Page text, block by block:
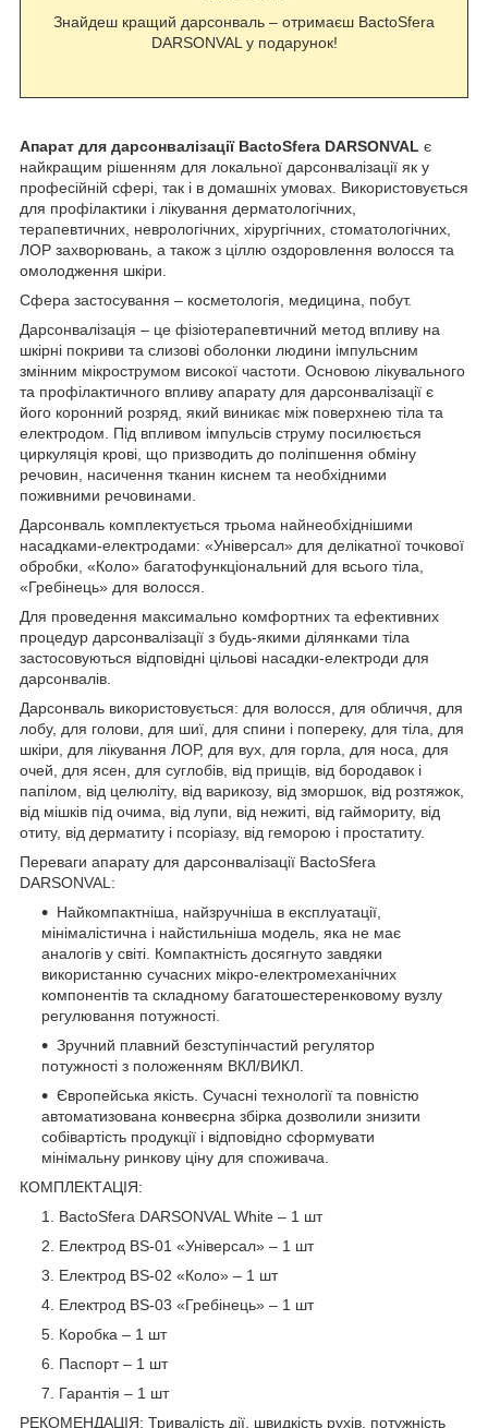
Знайдеш кращий дарсонваль – отримаєш BactoSfera
DARSONVAL у подарунок!
Апарат для дарсонвалізації BactoSfera DARSONVAL є
найкращим рішенням для локальної дарсонвалізації як у
професійній сфері, так і в домашніх умовах. Використовується
для профілактики і лікування дерматологічних,
терапевтичних, неврологічних, хірургічних, стоматологічних,
ЛОР захворювань, а також з ціллю оздоровлення волосся та
омолодження шкіри.
Сфера застосування – косметологія, медицина, побут.
Дарсонвалізація – це фізіотерапевтичний метод впливу на
шкірні покриви та слизові оболонки людини імпульсним
змінним мікрострумом високої частоти. Основою лікувального
та профілактичного впливу апарату для дарсонвалізації є
його коронний розряд, який виникає між поверхнею тіла та
електродом. Під впливом імпульсів струму посилюється
циркуляція крові, що призводить до поліпшення обміну
речовин, насичення тканин киснем та необхідними
поживними речовинами.
Дарсонваль комплектується трьома найнеобхіднішими
насадками-електродами: «Універсал» для делікатної точкової
обробки, «Коло» багатофункціональний для всього тіла,
«Гребінець» для волосся.
Для проведення максимально комфортних та ефективних
процедур дарсонвалізації з будь-якими ділянками тіла
застосовуються відповідні цільові насадки-електроди для
дарсонвалів.
Дарсонваль використовується: для волосся, для обличчя, для
лобу, для голови, для шиї, для спини і попереку, для тіла, для
шкіри, для лікування ЛОР, для вух, для горла, для носа, для
очей, для ясен, для суглобів, від прищів, від бородавок і
папілом, від целюліту, від варикозу, від зморшок, від розтяжок,
від мішків під очима, від лупи, від нежиті, від гаймориту, від
отиту, від дерматиту і псоріазу, від геморою і простатиту.
Переваги апарату для дарсонвалізації BactoSfera
DARSONVAL:
Найкомпактніша, найзручніша в експлуатації,
мінімалістична і найстильніша модель, яка не має
аналогів у світі. Компактність досягнуто завдяки
використанню сучасних мікро-електромеханічних
компонентів та складному багатошестеренковому вузлу
регулювання потужності.
Зручний плавний безступінчастий регулятор
потужності з положенням ВКЛ/ВИКЛ.
Європейська якість. Сучасні технології та повністю
автоматизована конвеєрна збірка дозволили знизити
собівартість продукції і відповідно сформувати
мінімальну ринкову ціну для споживача.
КОМПЛЕКТАЦІЯ:
BactoSfera DARSONVAL White – 1 шт
Електрод BS-01 «Універсал» – 1 шт
Електрод BS-02 «Коло» – 1 шт
Електрод BS-03 «Гребінець» – 1 шт
Коробка – 1 шт
Паспорт – 1 шт
Гарантія – 1 шт
РЕКОМЕНДАЦІЯ: Тривалість дії, швидкість рухів, потужність